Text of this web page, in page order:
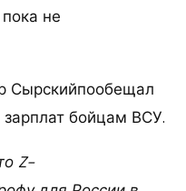
не
Сырскийпообещал
бойцам ВСУ.
Z-